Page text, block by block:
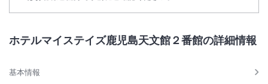
ホテルマイステイズ鹿児島天文館２番館の詳細情報
基本情報